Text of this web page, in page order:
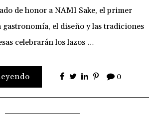
de honor a NAMI Sake, el primer
gastronomía, el diseño y las tradiciones
celebrarán los lazos …
0